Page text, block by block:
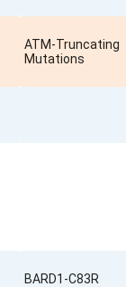
ATM-Truncating
Mutations
BARD1-C83R